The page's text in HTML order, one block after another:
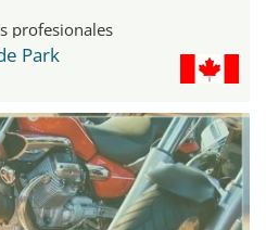
profesionales
Park